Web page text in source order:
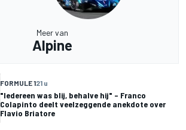
Meer van
Alpine
FORMULE 121 u
"Iedereen was blij, behalve hij" – Franco
Colapinto deelt veelzeggende anekdote over
Flavio Briatore